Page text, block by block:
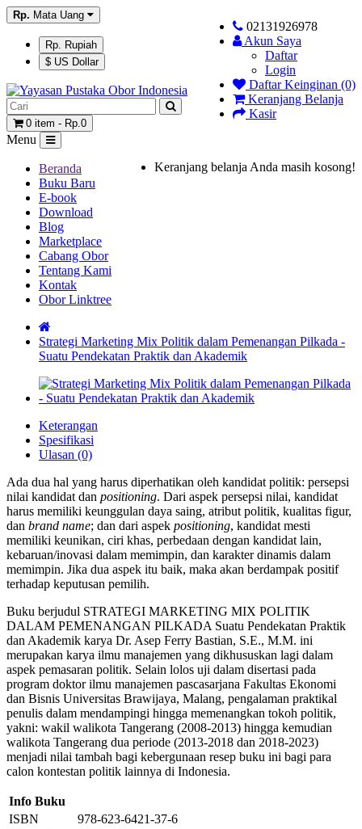
Rp. Mata Uang
Rp. Rupiah
$ US Dollar
02131926978
Akun Saya
Daftar
Login
Daftar Keinginan (0)
Keranjang Belanja
Kasir
0 item - Rp.0
Keranjang belanja Anda masih kosong!
Menu
Beranda
Buku Baru
E-book
Download
Blog
Marketplace
Cabang Obor
Tentang Kami
Kontak
Obor Linktree
Strategi Marketing Mix Politik dalam Pemenangan Pilkada -
Suatu Pendekatan Praktik dan Akademik
Keterangan
Spesifikasi
Ulasan (0)
Ada dua hal yang harus diperhatikan oleh kandidat politik: persepsi
nilai kandidat dan positioning. Dari aspek persepsi nilai, kandidat
harus memiliki keunggulan daya saing, atribut politik, kualitas figur,
dan brand name; dan dari aspek positioning, kandidat mesti
memiliki keunikan, ciri khas, perbedaan dengan kandidat lain,
kebaruan/inovasi dalam memimpin, dan karakter dinamis dalam
memimpin. Jika dua aspek itu baik, maka akan berdampak positif
terhadap keputusan pemilih.
Buku berjudul STRATEGI MARKETING MIX POLITIK
DALAM PEMENANGAN PILKADA Suatu Pendekatan Praktik
dan Akademik karya Dr. Asep Ferry Bastian, S.E., M.M. ini
merupakan karya ilmu manajemen yang dikhususkan lagi dalam
aspek pemasaran politik. Selain lolos uji dalam disertasi pada
program doktor ilmu manajemen pascasarjana Fakultas Ekonomi
dan Bisnis Universitas Brawijaya, Malang, pengalaman praktikal
penulis dalam mendampingi hingga memenangkan tokoh politik,
yakni: wakil walikota Tangerang (2008-2013) hingga kemudian
walikota Tangerang dua periode (2013-2018 dan 2018-2023)
menjadi nilai tambah bagi kebergunaan resep buku ini bagi para
calon kontestan politik lainnya di Indonesia.
Info Buku
ISBN
978-623-6421-37-6